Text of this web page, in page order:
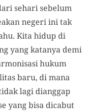
sehari sebelum
negeri ini tak
Kita hidup di
yang katanya demi
hukum
baru, di mana
lagi dianggap
yang bisa dicabut